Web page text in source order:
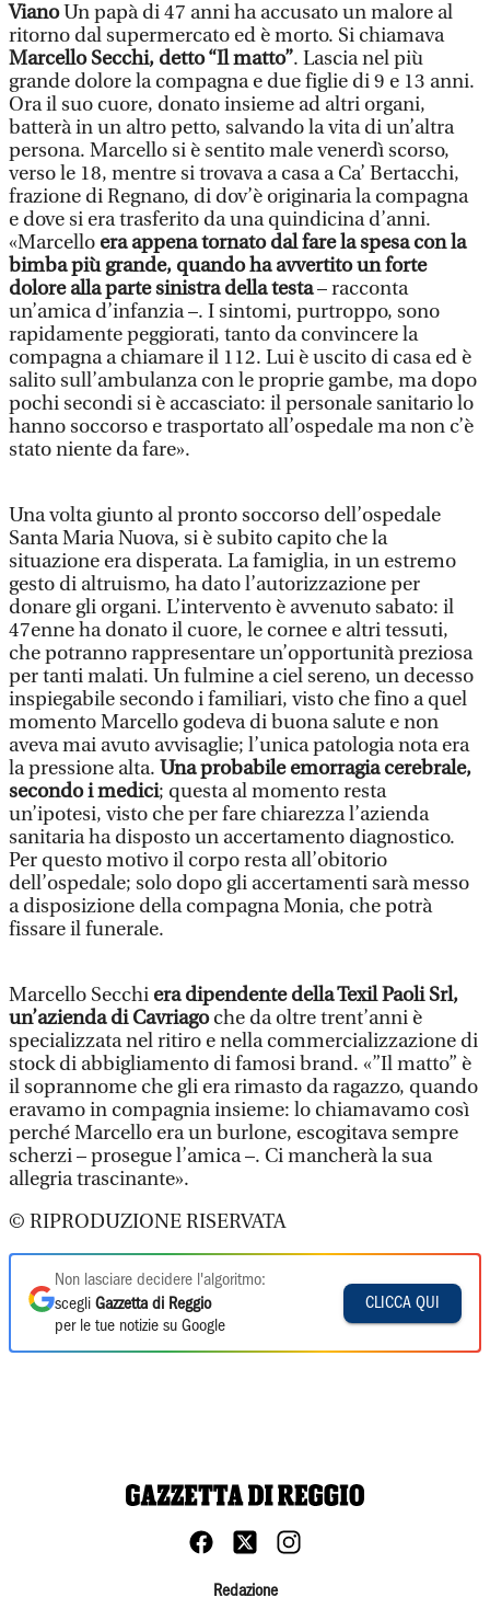
VianoUn papà di 47 anni ha accusato un malore al
ritorno dal supermercato ed è morto. Si chiamava
Marcello Secchi, detto “Il matto”. Lascia nel più
grande dolore la compagna e due figlie di 9 e 13 anni.
Ora il suo cuore, donato insieme ad altri organi,
batterà in un altro petto, salvando la vita di un’altra
persona. Marcello si è sentito male venerdì scorso,
verso le 18, mentre si trovava a casa a Ca’ Bertacchi,
frazione di Regnano, di dov’è originaria la compagna
e dove si era trasferito da una quindicina d’anni.
«Marcello era appena tornato dal fare la spesa con la
bimba più grande, quando ha avvertito un forte
dolore alla parte sinistra della testa– racconta
un’amica d’infanzia –. I sintomi, purtroppo, sono
rapidamente peggiorati, tanto da convincere la
compagna a chiamare il 112. Lui è uscito di casa ed è
salito sull’ambulanza con le proprie gambe, ma dopo
pochi secondi si è accasciato: il personale sanitario lo
hanno soccorso e trasportato all’ospedale ma non c’è
stato niente da fare».
Una volta giunto al pronto soccorso dell’ospedale
Santa Maria Nuova, si è subito capito che la
situazione era disperata. La famiglia, in un estremo
gesto di altruismo, ha dato l’autorizzazione per
donare gli organi. L’intervento è avvenuto sabato: il
47enne ha donato il cuore, le cornee e altri tessuti,
che potranno rappresentare un’opportunità preziosa
per tanti malati. Un fulmine a ciel sereno, un decesso
inspiegabile secondo i familiari, visto che fino a quel
momento Marcello godeva di buona salute e non
aveva mai avuto avvisaglie; l’unica patologia nota era
la pressione alta. Una probabile emorragia cerebrale,
secondo i medici; questa al momento resta
un’ipotesi, visto che per fare chiarezza l’azienda
sanitaria ha disposto un accertamento diagnostico.
Per questo motivo il corpo resta all’obitorio
dell’ospedale; solo dopo gli accertamenti sarà messo
a disposizione della compagna Monia, che potrà
fissare il funerale.
Marcello Secchi era dipendente della Texil Paoli Srl,
un’azienda di Cavriagoche da oltre trent’anni è
specializzata nel ritiro e nella commercializzazione di
stock di abbigliamento di famosi brand. «”Il matto” è
il soprannome che gli era rimasto da ragazzo, quando
eravamo in compagnia insieme: lo chiamavamo così
perché Marcello era un burlone, escogitava sempre
scherzi – prosegue l’amica –. Ci mancherà la sua
allegria trascinante».
© RIPRODUZIONE RISERVATA
Non lasciare decidere l'algoritmo:
scegli Gazzetta di Reggio
per le tue notizie su Google
CLICCA QUI
Redazione